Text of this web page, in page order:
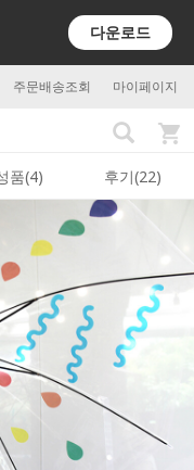
다운로드
주문배송조회 마이페이지
품(4) 후기(22)